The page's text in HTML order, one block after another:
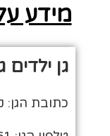
מידע
גן ילדים
כתובת הגן: